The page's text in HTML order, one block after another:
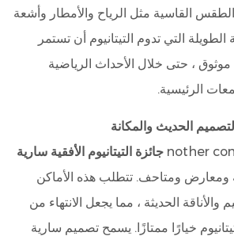
القاسية مثل الرياح والأمطار وأشعة
التي تدوم التيتانيوم أن تستمر
، حتى خلال الأحداث الرياضية
الرئيسية.
الحديث والمكانة
جائزة التيتانيوم الأفقية سارية
ومعارض ومتاحف. تتطلب هذه الأماكن
والأناقة الحديثة ، مما يجعل الانتهاء من
خيارًا ممتازًا. يسمح تصميم سارية